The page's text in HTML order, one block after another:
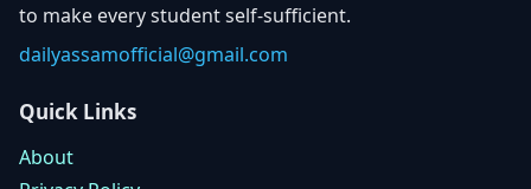
to make every student self-sufficient.
dailyassamofficial@gmail.com
Quick Links
About